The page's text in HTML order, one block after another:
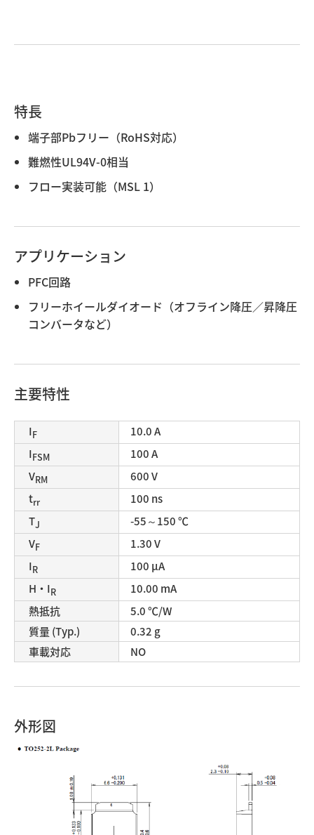
特長
端子部Pbフリー（RoHS対応）
難燃性UL94V-0相当
フロー実装可能（MSL 1）
アプリケーション
PFC回路
フリーホイールダイオード（オフライン降圧／昇降圧
コンバータなど）
主要特性
IF
10.0 A
IFSM
100 A
VRM
600 V
trr
100 ns
TJ
-55～150 ℃
VF
1.30 V
IR
100 μA
H・IR
10.00 mA
熱抵抗
5.0 ℃/W
質量 (Typ.)
0.32 g
車載対応
NO
外形図